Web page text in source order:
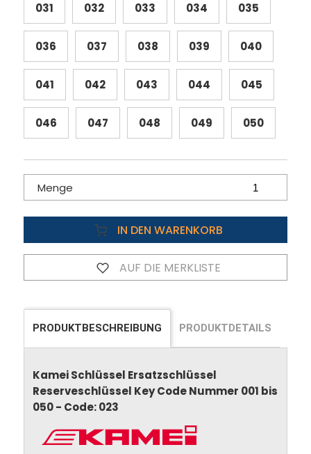
031 032 033 034 035
036 037 038 039 040
041 042 043 044 045
046 047 048 049 050
Menge
IN DEN WARENKORB
AUF DIE MERKLISTE
PRODUKTBESCHREIBUNG PRODUKTDETAILS
Kamei Schlüssel Ersatzschlüssel
Reserveschlüssel Key Code Nummer 001 bis
050 - Code: 023